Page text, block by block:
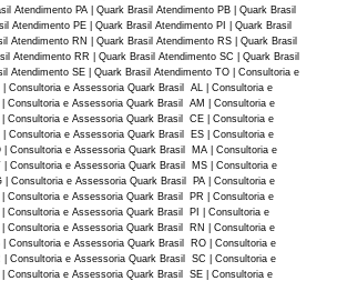
Atendimento PA | Quark Brasil Atendimento PB | Quark Brasil
Atendimento PE | Quark Brasil Atendimento PI | Quark Brasil
Atendimento RN | Quark Brasil Atendimento RS | Quark Brasil
Atendimento RR | Quark Brasil Atendimento SC | Quark Brasil
Atendimento SE | Quark Brasil Atendimento TO | Consultoria e
Consultoria e Assessoria Quark Brasil AL | Consultoria e
Consultoria e Assessoria Quark Brasil AM | Consultoria e
Consultoria e Assessoria Quark Brasil CE | Consultoria e
Consultoria e Assessoria Quark Brasil ES | Consultoria e
Consultoria e Assessoria Quark Brasil MA | Consultoria e
Consultoria e Assessoria Quark Brasil MS | Consultoria e
Consultoria e Assessoria Quark Brasil PA | Consultoria e
Consultoria e Assessoria Quark Brasil PR | Consultoria e
Consultoria e Assessoria Quark Brasil PI | Consultoria e
Consultoria e Assessoria Quark Brasil RN | Consultoria e
Consultoria e Assessoria Quark Brasil RO | Consultoria e
Consultoria e Assessoria Quark Brasil SC | Consultoria e
Consultoria e Assessoria Quark Brasil SE | Consultoria e